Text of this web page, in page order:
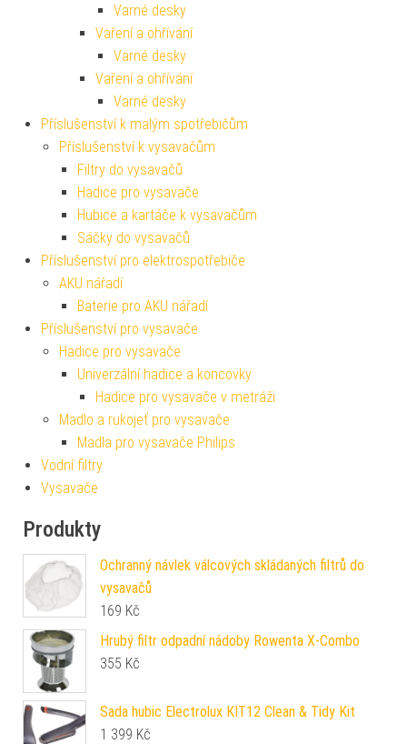
Varné desky
Vaření a ohřívání
Varné desky
Vaření a ohřívání
Varné desky
Příslušenství k malým spotřebičům
Příslušenství k vysavačům
Filtry do vysavačů
Hadice pro vysavače
Hubice a kartáče k vysavačům
Sáčky do vysavačů
Příslušenství pro elektrospotřebiče
AKU nářadí
Baterie pro AKU nářadí
Příslušenství pro vysavače
Hadice pro vysavače
Univerzální hadice a koncovky
Hadice pro vysavače v metráži
Madlo a rukojeť pro vysavače
Madla pro vysavače Philips
Vodní filtry
Vysavače
Produkty
Ochranný návlek válcových skládaných filtrů do
vysavačů
169 Kč
Hrubý filtr odpadní nádoby Rowenta X-Combo
355 Kč
Sada hubic Electrolux KIT12 Clean & Tidy Kit
1 399 Kč